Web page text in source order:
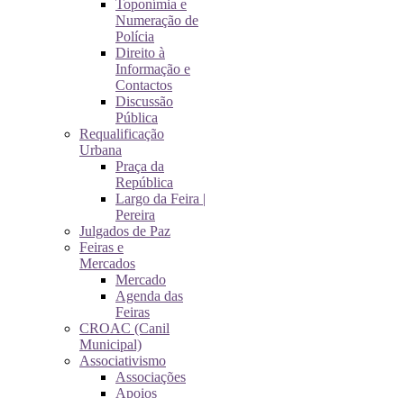
Toponímia e
Numeração de
Polícia
Direito à
Informação e
Contactos
Discussão
Pública
Requalificação
Urbana
Praça da
República
Largo da Feira |
Pereira
Julgados de Paz
Feiras e
Mercados
Mercado
Agenda das
Feiras
CROAC (Canil
Municipal)
Associativismo
Associações
Apoios